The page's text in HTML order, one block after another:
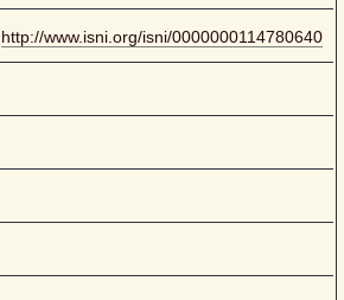
http://www.isni.org/isni/0000000114780640